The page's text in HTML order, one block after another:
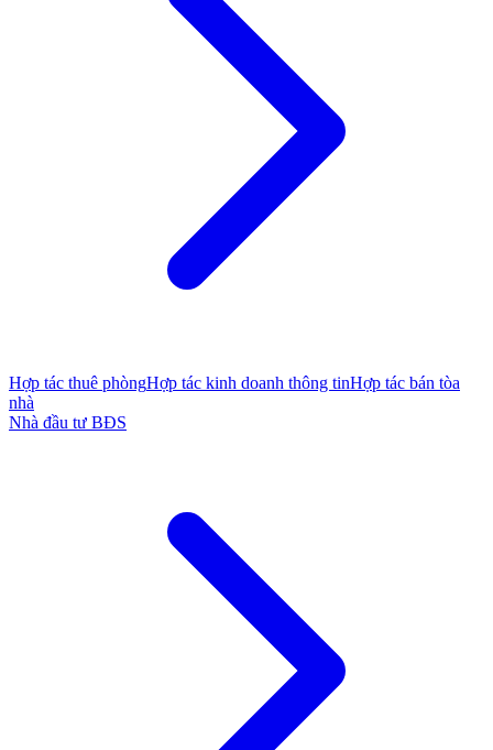
Hợp tác thuê phòngHợp tác kinh doanh thông tinHợp tác bán tòa
nhà
Nhà đầu tư BĐS